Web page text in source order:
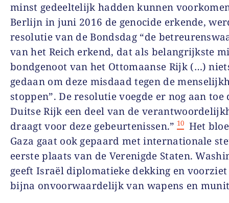
minst gedeeltelijk hadden kunnen
Berlijn in juni 2016 de genocide erkende,
resolutie van de Bondsdag “de
van het Reich erkend, dat als belangrijkste
bondgenoot van het Ottomaanse Rijk (…)
gedaan om deze misdaad tegen de
stoppen”. De resolutie voegde er nog aan toe
Duitse Rijk een deel van de
draagt voor deze gebeurtenissen.” 10 Het
Gaza gaat ook gepaard met internationale
eerste plaats van de Verenigde Staten.
geeft Israël diplomatieke dekking en
bijna onvoorwaardelijk van wapens en